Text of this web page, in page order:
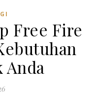
Free Fire
Anda